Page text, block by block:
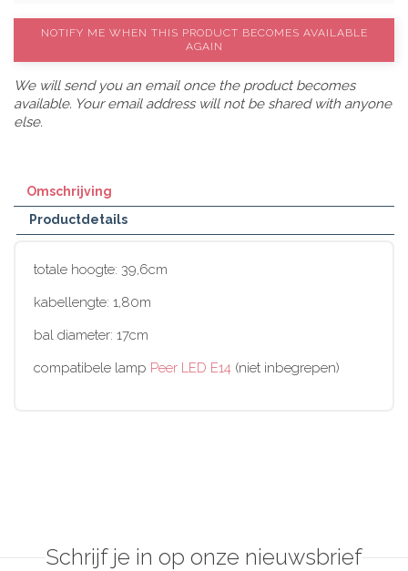
NOTIFY ME WHEN THIS PRODUCT BECOMES AVAILABLE
AGAIN
We will send you an email once the product becomes
available. Your email address will not be shared with anyone
else.
Omschrijving
Productdetails
totale hoogte: 39,6cm
kabellengte: 1,80m
bal diameter: 17cm
compatibele lamp Peer LED E14 (niet inbegrepen)
Schrijf je in op onze nieuwsbrief